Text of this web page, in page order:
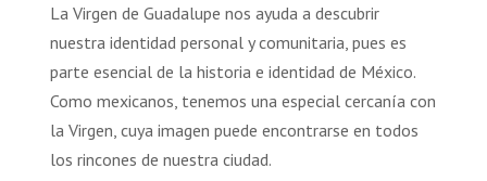
La Virgen de Guadalupe nos ayuda a descubrir
nuestra identidad personal y comunitaria, pues es
parte esencial de la historia e identidad de México.
Como mexicanos, tenemos una especial cercanía con
la Virgen, cuya imagen puede encontrarse en todos
los rincones de nuestra ciudad.